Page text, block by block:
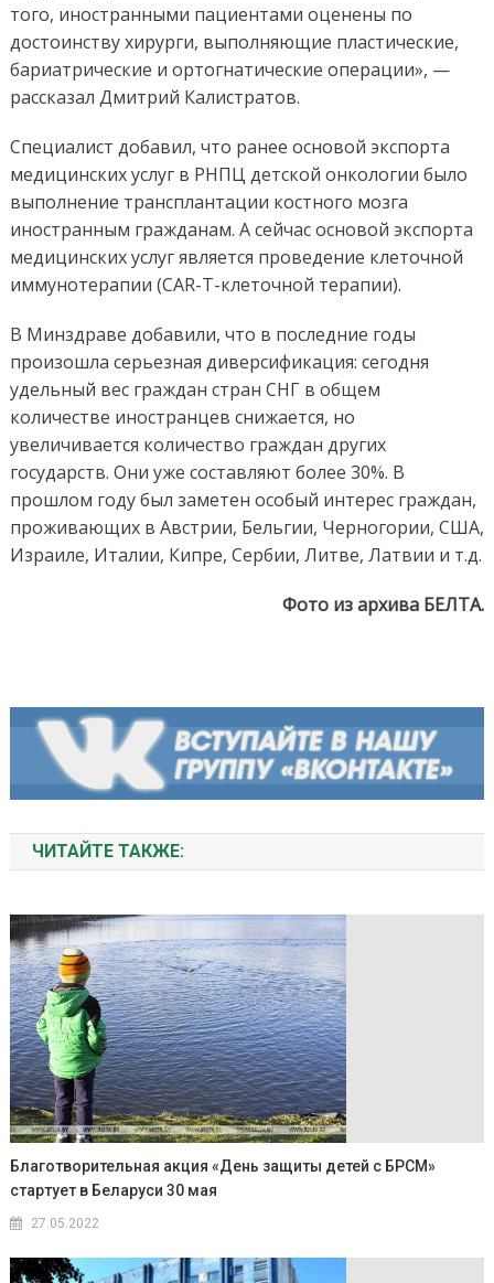
того, иностранными пациентами оценены по
достоинству хирурги, выполняющие пластические,
бариатрические и ортогнатические операции», —
рассказал Дмитрий Калистратов.
Специалист добавил, что ранее основой экспорта
медицинских услуг в РНПЦ детской онкологии было
выполнение трансплантации костного мозга
иностранным гражданам. А сейчас основой экспорта
медицинских услуг является проведение клеточной
иммунотерапии (CAR-T-клеточной терапии).
В Минздраве добавили, что в последние годы
произошла серьезная диверсификация: сегодня
удельный вес граждан стран СНГ в общем
количестве иностранцев снижается, но
увеличивается количество граждан других
государств. Они уже составляют более 30%. В
прошлом году был заметен особый интерес граждан,
проживающих в Австрии, Бельгии, Черногории, США,
Израиле, Италии, Кипре, Сербии, Литве, Латвии и т.д.
Фото из архива БЕЛТА.
ЧИТАЙТЕ ТАКЖЕ:
Благотворительная акция «День защиты детей с БРСМ»
стартует в Беларуси 30 мая
27.05.2022